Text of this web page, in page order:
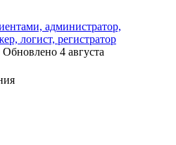
администратор,
логист, регистратор
Обновлено 4 августа